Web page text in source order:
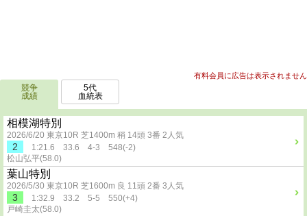
有料会員に広告は表示されません
競争
成績
5代
血統表
相模湖特別
2026/6/20 東京10R 芝1400m 稍 14頭 3番 2人気
2
1:21.6 33.6 4-3 548(-2)
松山弘平(58.0)
葉山特別
2026/5/30 東京10R 芝1600m 良 11頭 2番 3人気
3
1:32.9 33.2 5-5 550(+4)
戸崎圭太(58.0)